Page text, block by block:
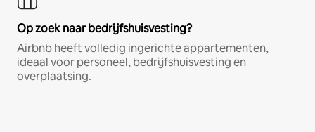
Op zoek naar bedrijfshuisvesting?
Airbnb heeft volledig ingerichte appartementen,
ideaal voor personeel, bedrijfshuisvesting en
overplaatsing.